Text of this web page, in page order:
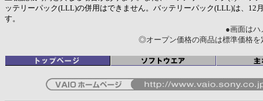
ッテリーパック(LLL)の併用はできません。バッテリーパック(LLL)は、12
す。
●画面はハ
◎オープン価格の商品は標準価格を